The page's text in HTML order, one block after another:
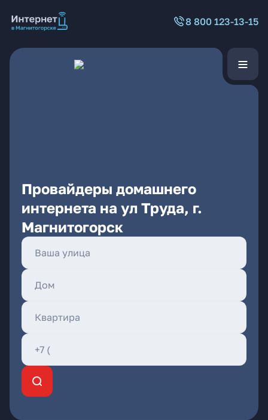
8 800 123-13-15
Провайдеры домашнего
интернета на ул Труда, г.
Магнитогорск